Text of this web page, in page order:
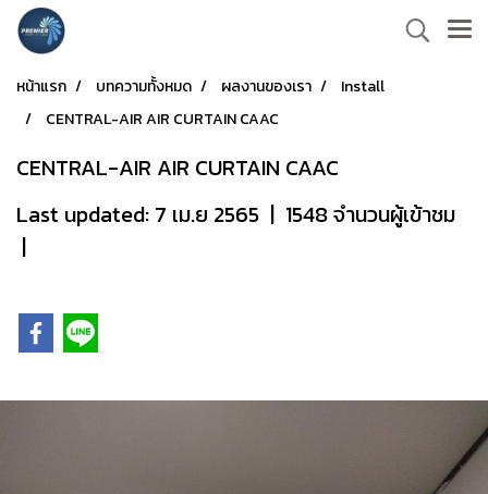
หน้าแรก บทความทั้งหมด ผลงานของเรา
Install
CENTRAL-AIR AIR CURTAIN CAAC
CENTRAL-AIR AIR CURTAIN CAAC
Last updated: 7 เม.ย 2565 | 1548 จำนวนผู้เข้าชม
|